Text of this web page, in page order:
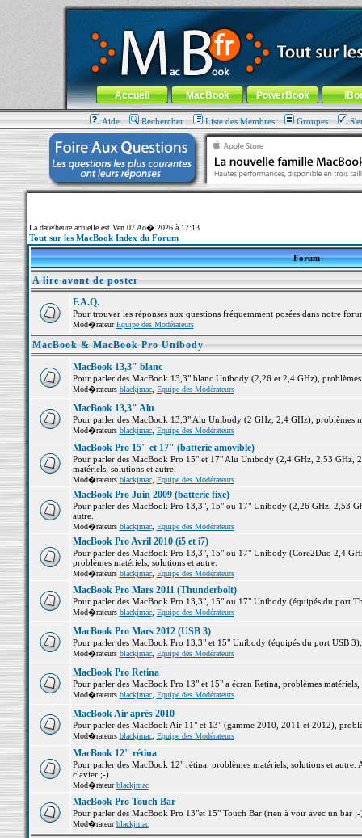
MacBook-fr.com : 100% Apple... 100% nomade !
Aller au contenu-Aller au menu général-Aller au menu de
Menu général
Accueil MacBook PowerBook
Aide Rechercher Liste des Membres Groupes
La date/heure actuelle est Ven 07 Ao� 2026 à 17:13
Tout sur les MacBook Index du Forum
Forum
A lire avant de poster
F.A.Q.
Pour trouver les réponses aux questions fréquemment posées dans notre
Mod�rateurEquipe des Modérateurs
MacBook & MacBook Pro Unibody
MacBook 13,3" blanc
Pour parler des MacBook 13,3" blanc Unibody (2,26 et 2,4 GHz),
Mod�rateurs blackjmac, Equipe des Modérateurs
MacBook 13,3" Alu
Pour parler des MacBook 13,3" Alu Unibody (2 GHz, 2,4 GHz), problèmes
Mod�rateurs blackjmac, Equipe des Modérateurs
MacBook Pro 15" et 17" (batterie amovible)
Pour parler des MacBook Pro 15" et 17" Alu Unibody (2,4 GHz, 2,53 GHz,
matériels, solutions et autre.
Mod�rateurs blackjmac, Equipe des Modérateurs
MacBook Pro Juin 2009 (batterie fixe)
Pour parler des MacBook Pro 13,3", 15" ou 17" Unibody (2,26 GHz, 2,53
autre.
Mod�rateurs blackjmac, Equipe des Modérateurs
MacBook Pro Avril 2010 (i5 et i7)
Pour parler des MacBook Pro 13,3", 15" ou 17" Unibody (Core2Duo 2,4
problèmes matériels, solutions et autre.
Mod�rateurs blackjmac, Equipe des Modérateurs
MacBook Pro Mars 2011 (Thunderbolt)
Pour parler des MacBook Pro 13,3", 15" ou 17" Unibody (équipés du port
Mod�rateurs blackjmac, Equipe des Modérateurs
MacBook Pro Mars 2012 (USB 3)
Pour parler des MacBook Pro 13,3" et 15" Unibody (équipés du port USB
Mod�rateurs blackjmac, Equipe des Modérateurs
MacBook Pro Retina
Pour parler des MacBook Pro 13" et 15" a écran Retina, problèmes matériels,
Mod�rateurs blackjmac, Equipe des Modérateurs
MacBook Air après 2010
Pour parler des MacBook Air 11" et 13" (gamme 2010, 2011 et 2012),
Mod�rateurs blackjmac, Equipe des Modérateurs
MacBook 12" rétina
Pour parler des MacBook 12" rétina, problèmes matériels, solutions et
clavier ;-)
Mod�rateurblackjmac
MacBook Pro Touch Bar
Pour parler des MacBook Pro 13"et 15" Touch Bar (rien à voir avec un bar
Mod�rateurblackjmac